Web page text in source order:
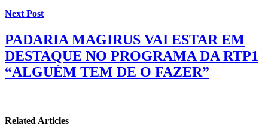
Next Post
PADARIA MAGIRUS VAI ESTAR EM
DESTAQUE NO PROGRAMA DA RTP1
“ALGUÉM TEM DE O FAZER”
Related Articles